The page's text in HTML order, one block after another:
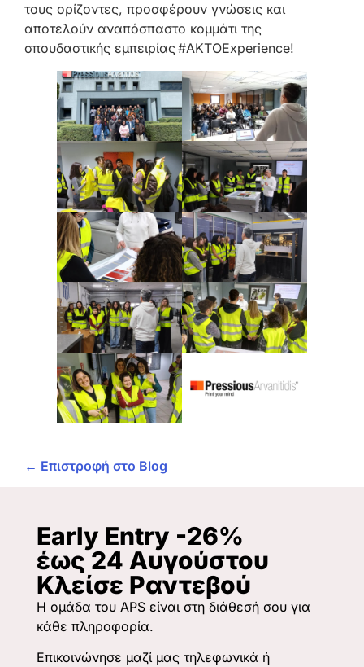
τους ορίζοντες, προσφέρουν γνώσεις και
αποτελούν αναπόσπαστο κομμάτι της
σπουδαστικής εμπειρίας #AKTOExperience!
← Επιστροφή στο Blog
Early Entry -26%
έως 24 Αυγούστου
Κλείσε Ραντεβού
Η ομάδα του APS είναι στη διάθεσή σου για
κάθε πληροφορία.
Επικοινώνησε μαζί μας τηλεφωνικά ή